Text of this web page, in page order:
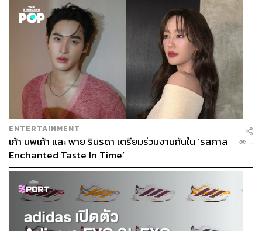
ENTERTAINMENT
เก้า นพเก้า และ พาย รินรดา เตรียมร่วมงานกันใน ‘รสกาล
Enchanted Taste In Time’
...